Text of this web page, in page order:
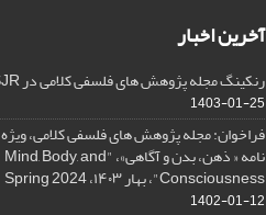
آخرین اخبار
رنکینگ مجله پژوهش های فلسفی کلامی در SJR
1403-01-25
فراخوان: مجله پژوهش های فلسفی کلامی، ویژه
نامه « ذهن، بدن و آگاهی»، "Mind, Body, and
Consciousness"، بهار ۱۴۰۳، Spring 2024
1402-01-12